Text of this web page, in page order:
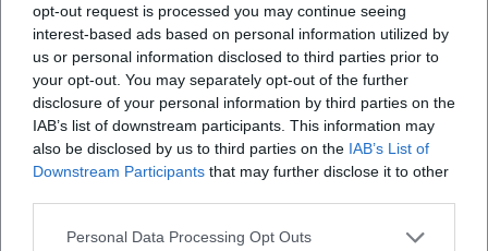
opt-out request is processed you may continue seeing
interest-based ads based on personal information utilized by
us or personal information disclosed to third parties prior to
your opt-out. You may separately opt-out of the further
disclosure of your personal information by third parties on the
IAB’s list of downstream participants. This information may
also be disclosed by us to third parties on the IAB’s List of
Downstream Participants that may further disclose it to other
Personal Data Processing Opt Outs
Map unavailable